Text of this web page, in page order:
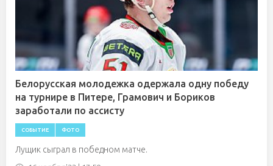
Белорусская молодежка одержала одну победу
на турнире в Питере, Грамович и Бориков
заработали по ассисту
СОБЫТИЕ ФОТО
Лущик сыграл в победном матче.